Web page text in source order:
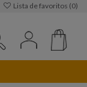
Lista de favoritos (0)